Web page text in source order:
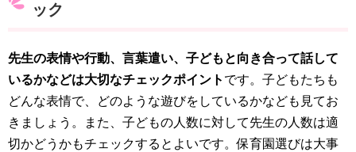
ック
先生の表情や行動、言葉遣い、子どもと向き合って話して
いるかなどは大切なチェックポイント です。子どもたちも
どんな表情で、どのような遊びをしているかなども見てお
きましょう。また、子どもの人数に対して先生の人数は適
切かどうかもチェックするとよいです。保育園選びは大事